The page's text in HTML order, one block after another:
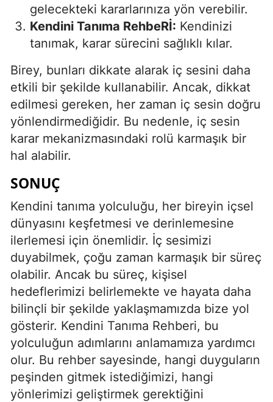
gelecekteki kararlarınıza yön verebilir.
Kendini Tanıma RehbeRİ: Kendinizi
tanımak, karar sürecini sağlıklı kılar.
Birey, bunları dikkate alarak iç sesini daha
etkili bir şekilde kullanabilir. Ancak, dikkat
edilmesi gereken, her zaman iç sesin doğru
yönlendirmediğidir. Bu nedenle, iç sesin
karar mekanizmasındaki rolü karmaşık bir
hal alabilir.
SONUÇ
Kendini tanıma yolculuğu, her bireyin içsel
dünyasını keşfetmesi ve derinlemesine
ilerlemesi için önemlidir. İç sesimizi
duyabilmek, çoğu zaman karmaşık bir süreç
olabilir. Ancak bu süreç, kişisel
hedeflerimizi belirlemekte ve hayata daha
bilinçli bir şekilde yaklaşmamızda bize yol
gösterir. Kendini Tanıma Rehberi, bu
yolculuğun adımlarını anlamamıza yardımcı
olur. Bu rehber sayesinde, hangi duyguların
peşinden gitmek istediğimizi, hangi
yönlerimizi geliştirmek gerektiğini